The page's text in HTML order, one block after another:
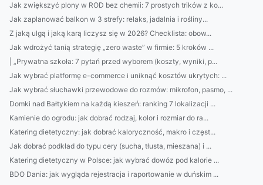
Jak zwiększyć plony w ROD bez chemii: 7 prostych trików z ko...
Jak zaplanować balkon w 3 strefy: relaks, jadalnia i rośliny...
Z jaką ulgą i jaką karą liczysz się w 2026? Checklista: obow...
Jak wdrożyć tanią strategię „zero waste” w firmie: 5 kroków ...
| „Prywatna szkoła: 7 pytań przed wyborem (koszty, wyniki, p...
Jak wybrać platformę e-commerce i uniknąć kosztów ukrytych: ...
Jak wybrać słuchawki przewodowe do rozmów: mikrofon, pasmo, ...
Domki nad Bałtykiem na każdą kieszeń: ranking 7 lokalizacji ...
Kamienie do ogrodu: jak dobrać rodzaj, kolor i rozmiar do ra...
Katering dietetyczny: jak dobrać kaloryczność, makro i częst...
Jak dobrać podkład do typu cery (sucha, tłusta, mieszana) i ...
Katering dietetyczny w Polsce: jak wybrać dowóz pod kalorie ...
BDO Dania: jak wygląda rejestracja i raportowanie w duńskim ...